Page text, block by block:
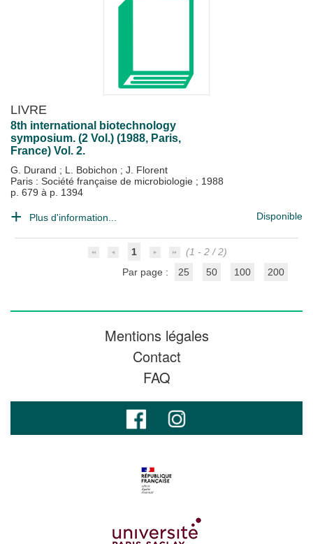
LIVRE
8th international biotechnology
symposium. (2 Vol.) (1988, Paris,
France) Vol. 2.
G. Durand ; L. Bobichon ; J. Florent
Paris : Société française de microbiologie ; 1988
p. 679 à p. 1394
Plus d'information... Disponible
1
(1 - 2 / 2)
Par page :
25 50 100 200
Mentions légales
Contact
FAQ